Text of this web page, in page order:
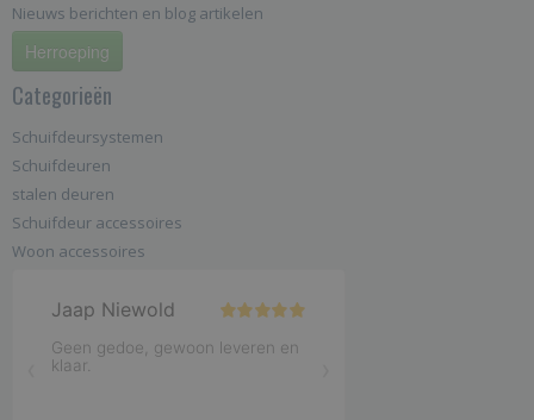
Nieuws berichten en blog artikelen
Herroeping
Categorieën
Schuifdeursystemen
Schuifdeuren
stalen deuren
Schuifdeur accessoires
Woon accessoires